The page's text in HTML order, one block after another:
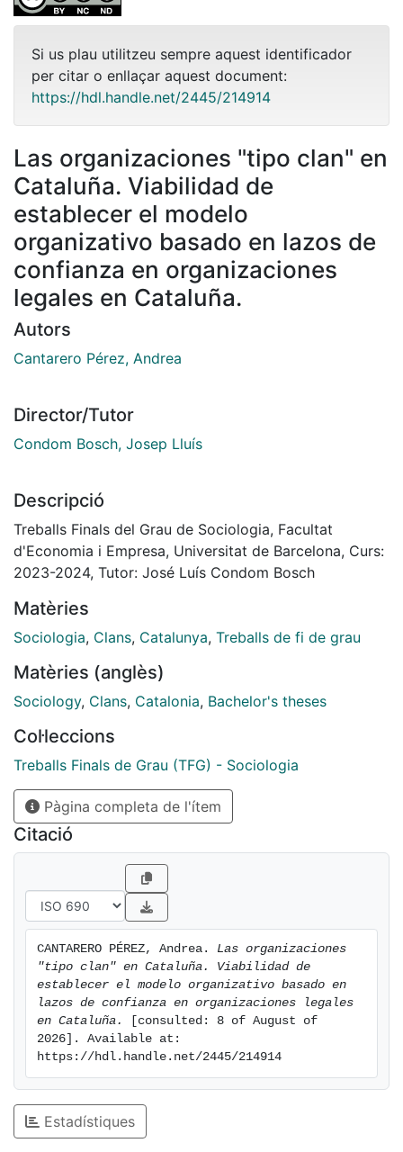
Si us plau utilitzeu sempre aquest identificador
per citar o enllaçar aquest document:
https://hdl.handle.net/2445/214914
Las organizaciones "tipo clan" en
Cataluña. Viabilidad de
establecer el modelo
organizativo basado en lazos de
confianza en organizaciones
legales en Cataluña.
Autors
Cantarero Pérez, Andrea
Director/Tutor
Condom Bosch, Josep Lluís
Descripció
Treballs Finals del Grau de Sociologia, Facultat
d'Economia i Empresa, Universitat de Barcelona, Curs:
2023-2024, Tutor: José Luís Condom Bosch
Matèries
Sociologia, Clans, Catalunya, Treballs de fi de grau
Matèries (anglès)
Sociology, Clans, Catalonia, Bachelor's theses
Col·leccions
Treballs Finals de Grau (TFG) - Sociologia
Pàgina completa de l'ítem
Citació
CANTARERO PÉREZ, Andrea. Las organizaciones
"tipo clan" en Cataluña. Viabilidad de
establecer el modelo organizativo basado en
lazos de confianza en organizaciones legales
en Cataluña.
[consulted: 8 of August of
2026]. Available at:
https://hdl.handle.net/2445/214914
Estadístiques